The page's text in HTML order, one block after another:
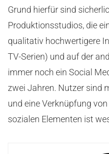
Grund hierfür sind
Produktionsstudios, die
qualitativ hochwertigere
TV-Serien) und auf der
immer noch ein Social
zwei Jahren. Nutzer sind
und eine Verknüpfung
sozialen Elementen ist